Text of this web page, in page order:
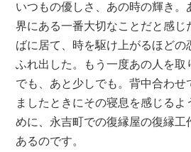
いつもの優しさ、あの時の輝き。
界にある一番大切なことだと感じ
ばに居て、時を駆け上がるほどの
ふれ出した。もう一度あの人を取
でも、あと少しでも。背中合わせ
ましたときにその寝息を感じるよ
めに、永吉町での復縁屋の復縁工
あるのです。